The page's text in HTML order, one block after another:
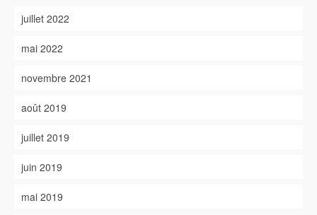
juillet 2022
mai 2022
novembre 2021
août 2019
juillet 2019
juin 2019
mai 2019